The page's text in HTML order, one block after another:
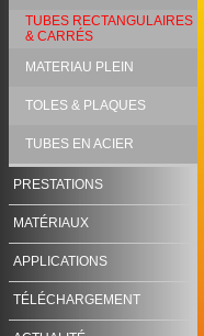
TUBES RECTANGULAIRES
& CARRÉS
MATERIAU PLEIN
TOLES & PLAQUES
TUBES EN ACIER
PRESTATIONS
MATÉRIAUX
APPLICATIONS
TÉLÉCHARGEMENT